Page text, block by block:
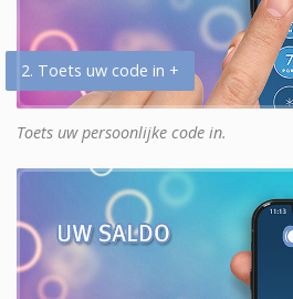
2. Toets uw code in +
Toets uw persoonlijke code in.